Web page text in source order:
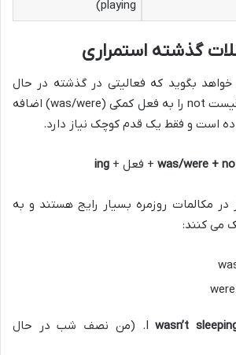
playing)
گذشته استمراری
بگوید که فعالیتی در گذشته در حال
انجام نبوده است، کافیست not را به فعل کمکی (was/were) اضافه
است و فقط یک قدم کوچک نیاز دارد.
was/were + + فعل + ing
در مکالمات روزمره بسیار رایج هستند و به
می کنند:
wasn’t
at midnight. (من نصف شب در حال